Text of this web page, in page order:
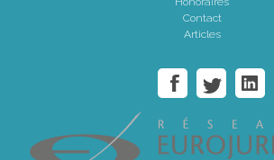
Contact
Articles